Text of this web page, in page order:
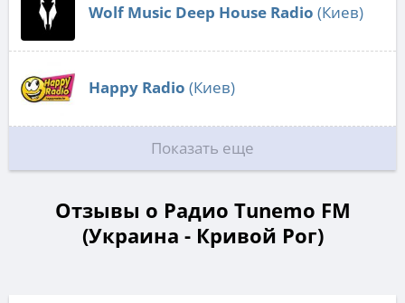
Wolf Music Deep House Radio (Киев)
Happy Radio (Киев)
Показать еще
Отзывы о Радио Tunemo FM
(Украина - Кривой Рог)